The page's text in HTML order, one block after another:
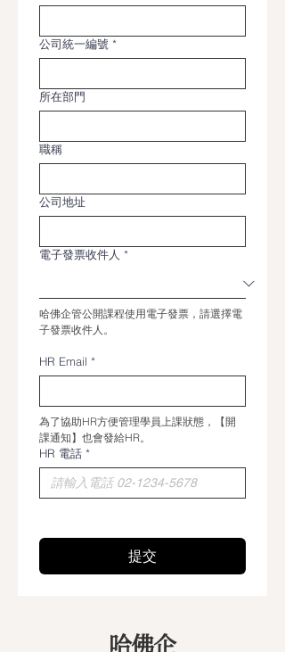
公司統一編號 *
所在部門
職稱
公司地址
電子發票收件人 *
哈佛企管公開課程使用電子發票，請選擇電
子發票收件人。
HR Email *
為了協助HR方便管理學員上課狀態，【開
課通知】也會發給HR。
HR 電話 *
提交
哈佛企